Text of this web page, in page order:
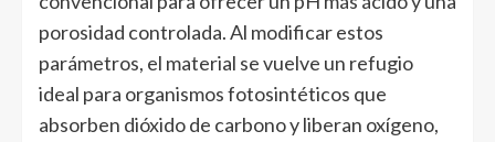
porosidad controlada. Al modificar estos
parámetros, el material se vuelve un refugio
ideal para organismos fotosintéticos que
absorben dióxido de carbono y liberan oxígeno,